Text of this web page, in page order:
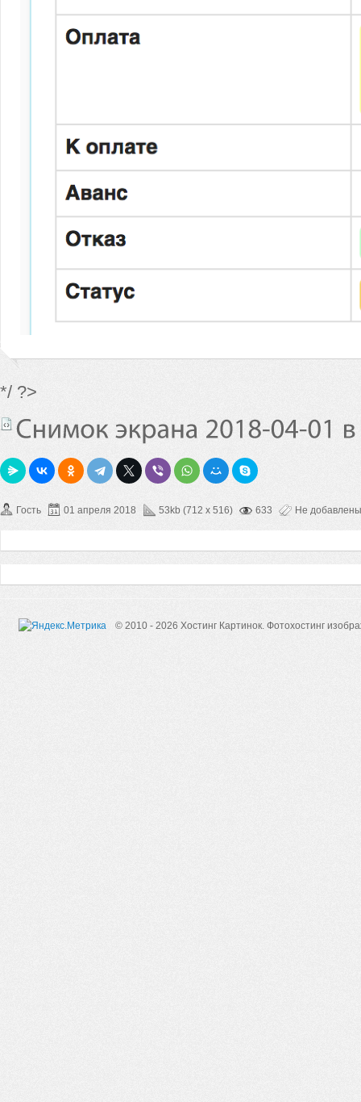
*/ ?>
Гость 01 апреля 2018 53kb (712 x 516) 633 Не добавлены
© 2010 - 2026 Хостинг Картинок. Фотохостинг